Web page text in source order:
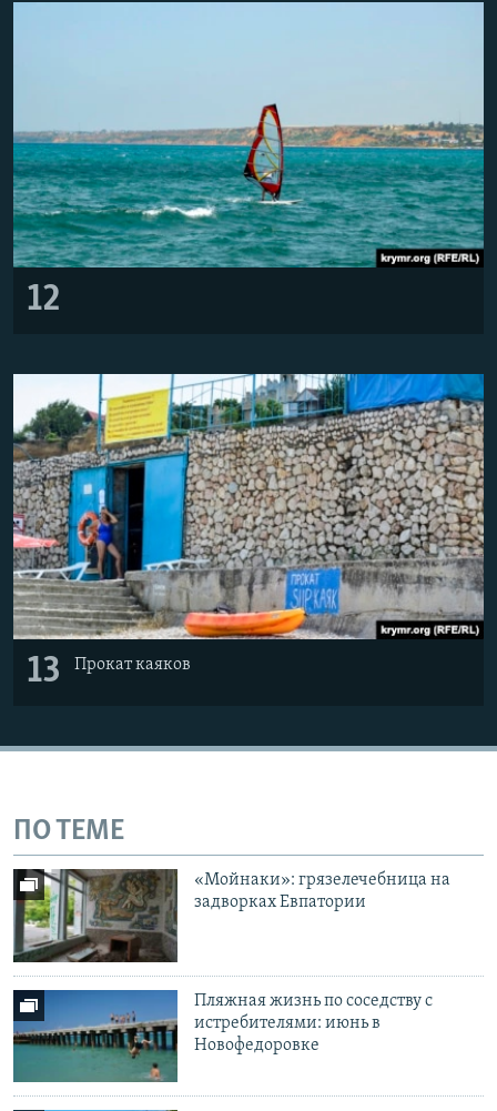
12
13 Прокат каяков
ПО ТЕМЕ
«Мойнаки»: грязелечебница на
задворках Евпатории
Пляжная жизнь по соседству с
истребителями: июнь в
Новофедоровке